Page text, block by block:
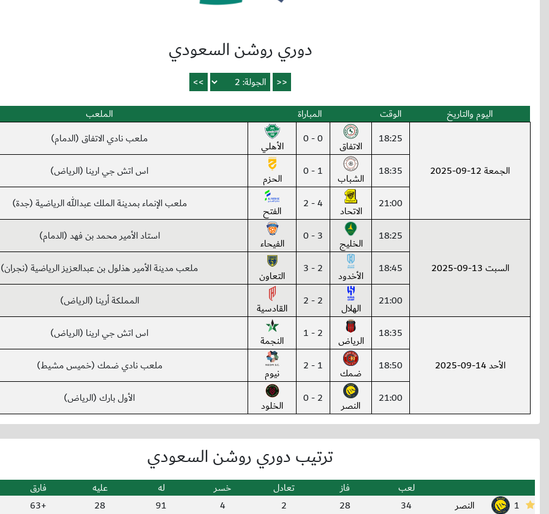
دوري روشن السعودي
اليوم والتاريخ الوقت المباراة الملعب
الجمعة 12-09-2025
18:25 الاتفاق 0 - 0 الأهلي ملعب نادي الاتفاق (الدمام)
18:35 الشباب 1 - 0 الحزم اس اتش جي ارينا (الرياض)
21:00 الاتحاد 4 - 2 الفتح ملعب الإنماء بمدينة الملك عبدالله الرياضية (جدة)
السبت 13-09-2025
18:25 الخليج 3 - 0 الفيحاء استاد الأمير محمد بن فهد (الدمام)
18:45 الأخدود 2 - 3 التعاون ملعب مدينة الأمير هذلول بن عبدالعزيز الرياضية (نجران)
21:00 الهلال 2 - 2 القادسية المملكة أرينا (الرياض)
الأحد 14-09-2025
18:35 الرياض 2 - 1 النجمة اس اتش جي ارينا (الرياض)
18:50 ضمك 1 - 2 نيوم ملعب نادي ضمك (خميس مشيط)
21:00 النصر 2 - 0 الخلود الأول بارك (الرياض)
ترتيب دوري روشن السعودي
لعب فاز تعادل خسر له عليه فارق
1
النصر 34
28
2
4
91
28
+63